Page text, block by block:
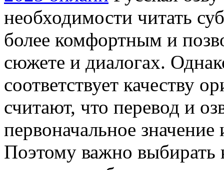
необходимости читать
более комфортным и
сюжете и диалогах.
соответствует качеству
считают, что перевод и
первоначальное
Поэтому важно выбирать